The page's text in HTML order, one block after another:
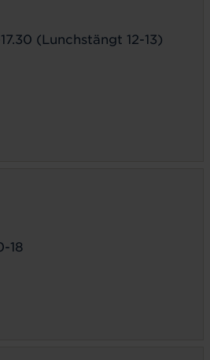
(Lunchstängt 12-13)
18